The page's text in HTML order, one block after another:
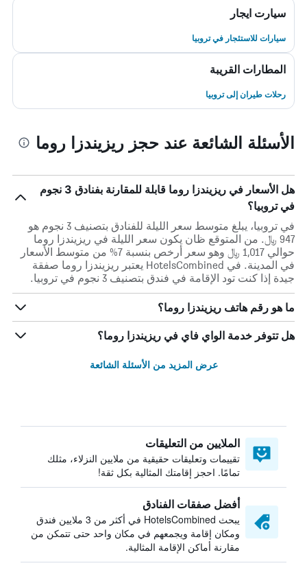
سيارت ايجار
سيارات للاستئجار في تروبيا
المطارات القريبة
رحلات طيران إلى تروبيا
الأسئلة الشائعة عند حجز ريزيندزا روما
هل الأسعار في ريزيندزا روما قابلة للمقارنة بفنادق 3 نجوم
في تروبيا؟
في تروبيا، يبلغ متوسط ​​سعر الليلة للفنادق بتصنيف 3 نجوم هو
947 ﷼. من المتوقع ظان يكون سعر الليلة في ريزيندزا روما
حوالي 1,017 ﷼ وهو سعر أرخص بنسبة 7% من متوسط الأسعار
في المدينة. في HotelsCombined يعتبر ريزيندزا روما صفقة
جيدة إذا كنت تود الإقامة في فندق بتصنيف 3 نجوم في تروبيا.
ما هو رقم هاتف ريزيندزا روما؟
هل تتوفر خدمة الواي فاي في ريزيندزا روما؟
عرض المزيد من الأسئلة الشائعة
الملايين من التعليقات
تقييمات وتعليقات حقيقية من ملايين النزلاء، مثلك
تمامًا. احجز إقامتك المثالية بكل ثقة!
أفضل صفقات الفنادق
يبحث HotelsCombined في أكثر من 3 ملايين فندق
ومكان إقامة ويجمعهم في مكان واحد حتى تتمكن من
مقارنة أماكن الإقامة المثالية.